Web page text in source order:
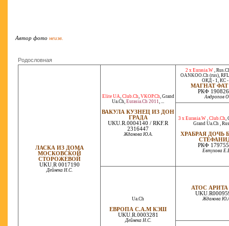
Автор фото неизв.
Родословная
ЛАСКА ИЗ ДОМА
МОСКОВСКОЙ
СТОРОЖЕВОЙ
UKU.R 0017190
Дейнека Н.С.
Elite UA, Club.Ch, VKOP.Ch, Grand
Ua.Ch, Eurasia.Ch 2011, ...
ВАКУЛА КУЗНЕЦ ИЗ ДОН
ГРАДА
UKU.R.0004140 / RKF.R
2316447
Жданова Ю.А.
2 x Eurasia.W,
OANKOO.Ch (rus),
ОКД - 1, КС -
МАГНАТ
РКФ
Андропов
3 x Eurasia.W, Club.Ch,
Grand Ua.Ch,
ХРАБРАЯ ДОЧЬ
РКФ
Евтухова
Ua.Ch
ЕВРОПА С.А.М КЭШ
UKU.R.0003281
Дейнека Н.С.
АТОС
Жданова